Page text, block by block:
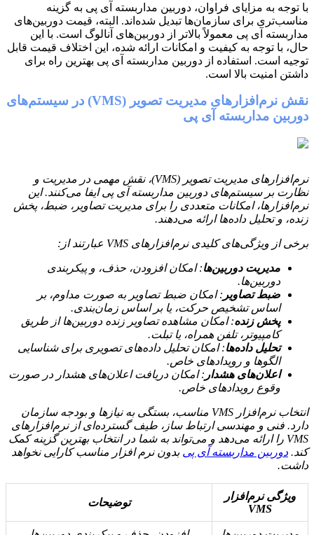
با توجه به مزایای فراوان، دوربین مداربسته آی پی به گزینه
مناسب‌تری برای سازمان‌ها تبدیل شده‌اند. البته، قیمت دوربین‌های
مداربسته آی پی معمولاً بالاتر از دوربین‌های آنالوگ است. با این
حال، با توجه به کیفیت و امکانات ارائه شده، این اختلاف قیمت قابل
توجیه است. استفاده از دوربین مداربسته آی پی بهترین راه برای
داشتن امنیت بالا است.
نقش نرم‌افزارهای مدیریت تصویر (VMS) در سیستم‌های
دوربین مداربسته آی پی
نرم‌افزارهای مدیریت تصویر (VMS)، نقش مهمی در مدیریت و
نظارت بر سیستم‌های دوربین مداربسته آی پی ایفا می‌کنند. این
نرم‌افزارها، امکانات متعددی را برای مدیریت تصاویر، ضبط، پخش
زنده، و تحلیل داده‌ها ارائه می‌دهند.
برخی از ویژگی‌های کلیدی نرم‌افزارهای VMS عبارتند از:
مدیریت دوربین‌ها: امکان افزودن، حذف، و پیکربندی
دوربین‌ها.
ضبط تصاویر : امکان ضبط تصاویر به صورت مداوم، بر
اساس تشخیص حرکت، یا بر اساس زمان‌بندی.
پخش زنده: امکان مشاهده تصاویر زنده دوربین‌ها از طریق
کامپیوتر، تلفن همراه، یا تبلت.
تحلیل داده‌ها: امکان تحلیل داده‌های تصویری برای شناسایی
الگوها و رویدادهای خاص.
اعلان‌های هشدار : امکان دریافت اعلان‌های هشدار در صورت
وقوع رویدادهای خاص.
انتخاب نرم‌افزار VMS مناسب، بستگی به نیازها و بودجه سازمان
دارد. فنی و مهندسی ارتباط ساز، طیف گسترده‌ای از نرم‌افزارهای
VMS را ارائه می‌دهد و می‌تواند به شما در انتخاب بهترین گزینه کمک
کند. دوربین مداربسته آی پی بدون نرم افزار مناسب کارایی نخواهد
داشت.
ویژگی نرم‌افزار
VMS
توضیحات